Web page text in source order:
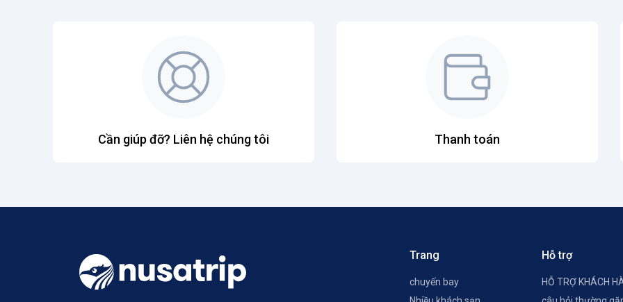
Cần giúp đỡ? Liên hệ chúng tôi Thanh toán
Trang
chuyến bay
Hỗ trợ
HỖ TRỢ KHÁCH